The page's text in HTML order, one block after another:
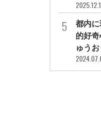
都内
的好
ゅう